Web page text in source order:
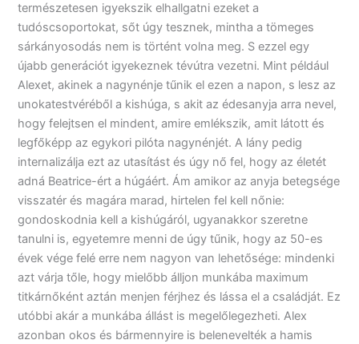
természetesen igyekszik elhallgatni ezeket a
tudóscsoportokat, sőt úgy tesznek, mintha a tömeges
sárkányosodás nem is történt volna meg. S ezzel egy
újabb generációt igyekeznek tévútra vezetni. Mint például
Alexet, akinek a nagynénje tűnik el ezen a napon, s lesz az
unokatestvéréből a kishúga, s akit az édesanyja arra nevel,
hogy felejtsen el mindent, amire emlékszik, amit látott és
legfőképp az egykori pilóta nagynénjét. A lány pedig
internalizálja ezt az utasítást és úgy nő fel, hogy az életét
adná Beatrice-ért a húgáért. Ám amikor az anyja betegsége
visszatér és magára marad, hirtelen fel kell nőnie:
gondoskodnia kell a kishúgáról, ugyanakkor szeretne
tanulni is, egyetemre menni de úgy tűnik, hogy az 50-es
évek vége felé erre nem nagyon van lehetősége: mindenki
azt várja tőle, hogy mielőbb álljon munkába maximum
titkárnőként aztán menjen férjhez és lássa el a családját. Ez
utóbbi akár a munkába állást is megelőlegezheti. Alex
azonban okos és bármennyire is belenevelték a hamis